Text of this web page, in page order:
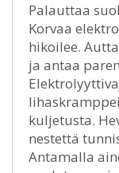
Palauttaa
Korvaa
hikoilee.
ja antaa
kuljetusta.
nestettä
Antamalla